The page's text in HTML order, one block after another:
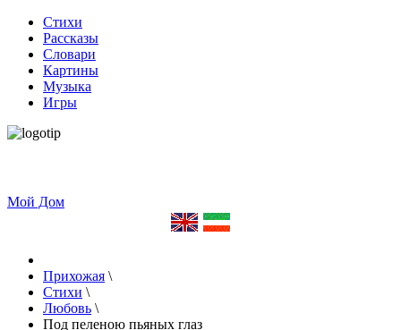
Стихи
Рассказы
Словари
Картины
Музыка
Игры
Мой Дом
Прихожая \
Стихи \
Любовь \
Под пеленою пьяных глаз